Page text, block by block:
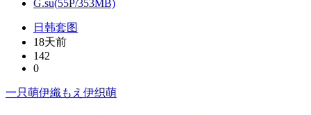
日韩套图
18天前
142
0
一只萌伊織もえ 伊织萌